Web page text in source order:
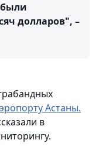
были
долларов", –
Астаны.
в